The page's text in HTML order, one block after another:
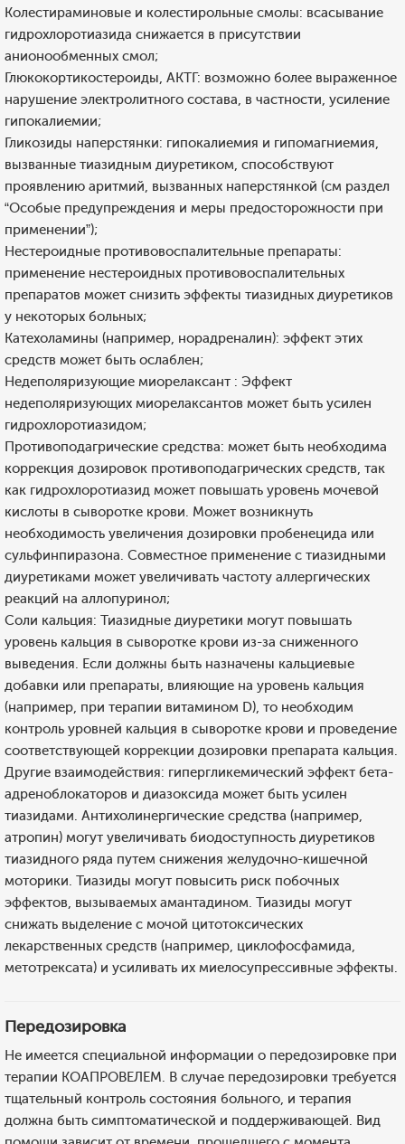
Колестираминовые и колестирольные смолы: всасывание
гидрохлоротиазида снижается в присутствии
анионообменных смол;
Глюкокортикостероиды, АКТГ: возможно более выраженное
нарушение электролитного состава, в частности, усиление
гипокалиемии;
Гликозиды наперстянки: гипокалиемия и гипомагниемия,
вызванные тиазидным диуретиком, способствуют
проявлению аритмий, вызванных наперстянкой (см раздел
“Особые предупреждения и меры предосторожности при
применении”);
Нестероидные противовоспалительные препараты:
применение нестероидных противовоспалительных
препаратов может снизить эффекты тиазидных диуретиков
у некоторых больных;
Катехоламины (например, норадреналин): эффект этих
средств может быть ослаблен;
Недеполяризующие миорелаксант : Эффект
недеполяризующих миорелаксантов может быть усилен
гидрохлоротиазидом;
Противоподагрические средства: может быть необходима
коррекция дозировок противоподагрических средств, так
как гидрохлоротиазид может повышать уровень мочевой
кислоты в сыворотке крови. Может возникнуть
необходимость увеличения дозировки пробенецида или
сульфинпиразона. Совместное применение с тиазидными
диуретиками может увеличивать частоту аллергических
реакций на аллопуринол;
Соли кальция: Тиазидные диуретики могут повышать
уровень кальция в сыворотке крови из-за сниженного
выведения. Если должны быть назначены кальциевые
добавки или препараты, влияющие на уровень кальция
(например, при терапии витамином D), то необходим
контроль уровней кальция в сыворотке крови и проведение
соответствующей коррекции дозировки препарата кальция.
Другие взаимодействия: гипергликемический эффект бета-
адреноблокаторов и диазоксида может быть усилен
тиазидами. Антихолинергические средства (например,
атропин) могут увеличивать биодоступность диуретиков
тиазидного ряда путем снижения желудочно-кишечной
моторики. Тиазиды могут повысить риск побочных
эффектов, вызываемых амантадином. Тиазиды могут
снижать выделение с мочой цитотоксических
лекарственных средств (например, циклофосфамида,
метотрексата) и усиливать их миелосупрессивные эффекты.
Передозировка
Не имеется специальной информации о передозировке при
терапии КОАПРОВЕЛЕМ. В случае передозировки требуется
тщательный контроль состояния больного, и терапия
должна быть симптоматической и поддерживающей. Вид